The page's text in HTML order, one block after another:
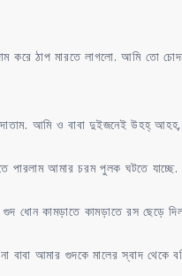
করে ঠাপ মারতে লাগলো. আমি তো
আমি ও বাবা দুইজনেই উহহ্‌
আমার চরম পুলক ঘটতে যাচ্ছে.
কামড়াতে কামড়াতে রস ছেড়ে
বাবা আমার গুদকে মালের স্বাদ থেকে